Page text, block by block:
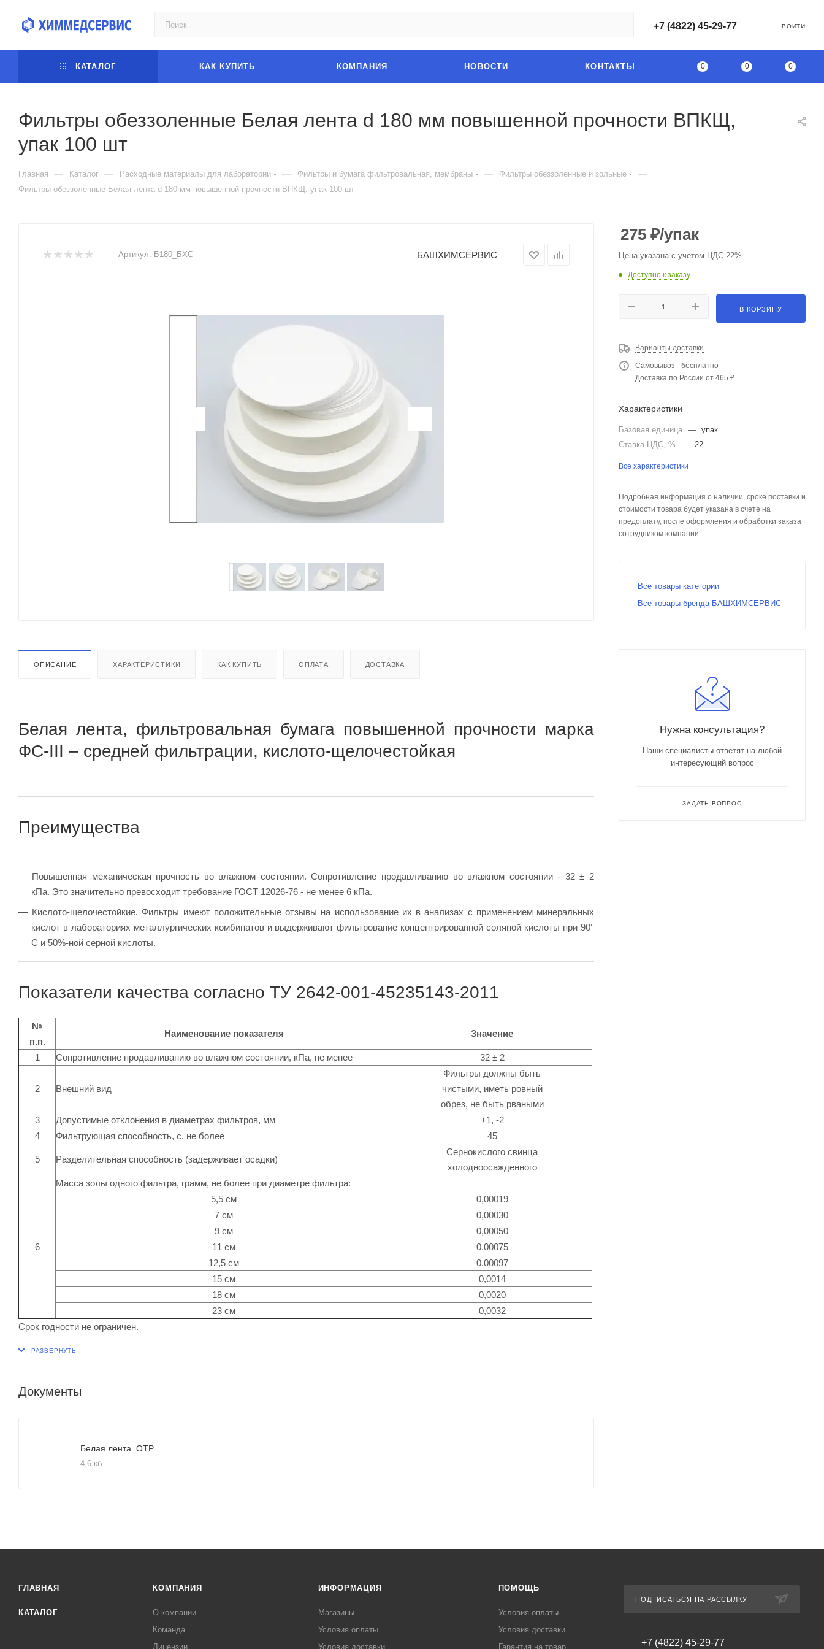
+7 (4822) 45-29-77 ВОЙТИ
0 0 0
КАТАЛОГ КАК КУПИТЬ КОМПАНИЯ НОВОСТИ КОНТАКТЫ
Фильтры обеззоленные Белая лента d 180 мм повышенной прочности ВПКЩ,
упак 100 шт
Главная — Каталог — Расходные материалы для лаборатории — Фильтры и бумага фильтровальная, мембраны — Фильтры обеззоленные и зольные —
Фильтры обеззоленные Белая лента d 180 мм повышенной прочности ВПКЩ, упак 100 шт
Артикул: Б180_БХС БАШХИМСЕРВИС
ОПИСАНИЕ ХАРАКТЕРИСТИКИ КАК КУПИТЬ ОПЛАТА ДОСТАВКА
Белая лента, фильтровальная бумага повышенной прочности марка
ФС-III – средней фильтрации, кислото-щелочестойкая
Преимущества
Повышенная механическая прочность во влажном состоянии. Сопротивление продавливанию во влажном состоянии - 32 ± 2
кПа. Это значительно превосходит требование ГОСТ 12026-76 - не менее 6 кПа.
Кислото-щелочестойкие. Фильтры имеют положительные отзывы на использование их в анализах с применением минеральных
кислот в лабораториях металлургических комбинатов и выдерживают фильтрование концентрированной соляной кислоты при 90°
C и 50%-ной серной кислоты.
Показатели качества согласно ТУ 2642-001-45235143-2011
№
п.п.
Наименование показателя Значение
1 Сопротивление продавливанию во влажном состоянии, кПа, не менее 32 ± 2
2 Внешний вид
Фильтры должны быть
чистыми, иметь ровный
обрез, не быть рваными
3
Допустимые отклонения в диаметрах фильтров, мм
+1, -2
4
Фильтрующая способность, с, не более 45
5 Разделительная способность (задерживает осадки)
Сернокислого свинца
холодноосажденного
6
Масса золы одного фильтра, грамм, не более при диаметре фильтра:
5,5 см
0,00019
7 см
0,00030
9 см
0,00050
11 см
0,00075
12,5 см
0,00097
15 см
0,0014
18 см
0,0020
23 см
0,0032
Срок годности не ограничен.
Документы
Белая лента_ОТР
4,6 кб
275 ₽/упак
Цена указана с учетом НДС 22%
Доступно к заказу
В КОРЗИНУ
Варианты доставки
Самовывоз - бесплатно
Доставка по России от 465 ₽
Характеристики
Базовая единица — упак
Ставка НДС, %
— 22
Все характеристики
Подробная информация о наличии, сроке поставки и
стоимости товара будет указана в счете на
предоплату, после оформления и обработки заказа
сотрудником компании
Все товары категории
Все товары бренда БАШХИМСЕРВИС
Нужна консультация?
Наши специалисты ответят на любой
интересующий вопрос
ЗАДАТЬ ВОПРОС
ГЛАВНАЯ
КАТАЛОГ
КОМПАНИЯ
О компании
Команда
Лицензии
ИНФОРМАЦИЯ
Магазины
Условия оплаты
Условия доставки
ПОМОЩЬ
Условия оплаты
Условия доставки
Гарантия на товар
ПОДПИСАТЬСЯ НА РАССЫЛКУ
+7 (4822) 45-29-77